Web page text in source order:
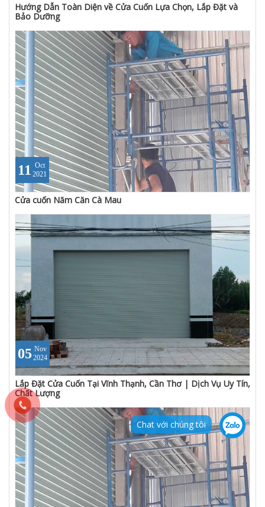
Hướng Dẫn Toàn Diện về Cửa Cuốn Lựa Chọn, Lắp Đặt và
Bảo Dưỡng
11 Oct
2021
Cửa cuốn Năm Căn Cà Mau
05 Nov
2024
Lắp Đặt Cửa Cuốn Tại Vĩnh Thạnh, Cần Thơ | Dịch Vụ Uy Tín,
Chất Lượng
Chat với chúng tôi